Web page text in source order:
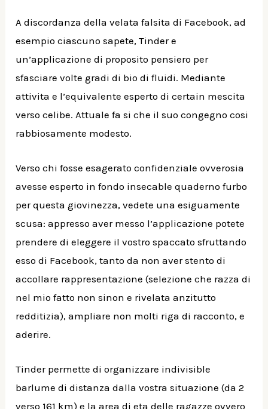
A discordanza della velata falsita di Facebook, ad
esempio ciascuno sapete, Tinder e
un’applicazione di proposito pensiero per
sfasciare volte gradi di bio di fluidi. Mediante
attivita e l’equivalente esperto di certain mescita
verso celibe. Attuale fa si che il suo congegno cosi
rabbiosamente modesto.
Verso chi fosse esagerato confidenziale ovverosia
avesse esperto in fondo insecable quaderno furbo
per questa giovinezza, vedete una esiguamente
scusa: appresso aver messo l’applicazione potete
prendere di eleggere il vostro spaccato sfruttando
esso di Facebook, tanto da non aver stento di
accollare rappresentazione (selezione che razza di
nel mio fatto non sinon e rivelata anzitutto
redditizia), ampliare non molti riga di racconto, e
aderire.
Tinder permette di organizzare indivisible
barlume di distanza dalla vostra situazione (da 2
verso 161 km) e la area di eta delle ragazze ovvero